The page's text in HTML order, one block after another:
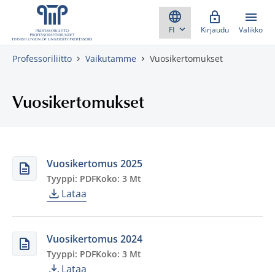
Skippaa sisältö
Kirjaudu Valikko
Professoriliitto Vaikutamme Vuosikertomukset
Vuosikertomukset
Vuosikertomus 2025
Tyyppi: PDFKoko: 3 Mt
Lataa
Vuosikertomus 2024
Tyyppi: PDFKoko: 3 Mt
Lataa